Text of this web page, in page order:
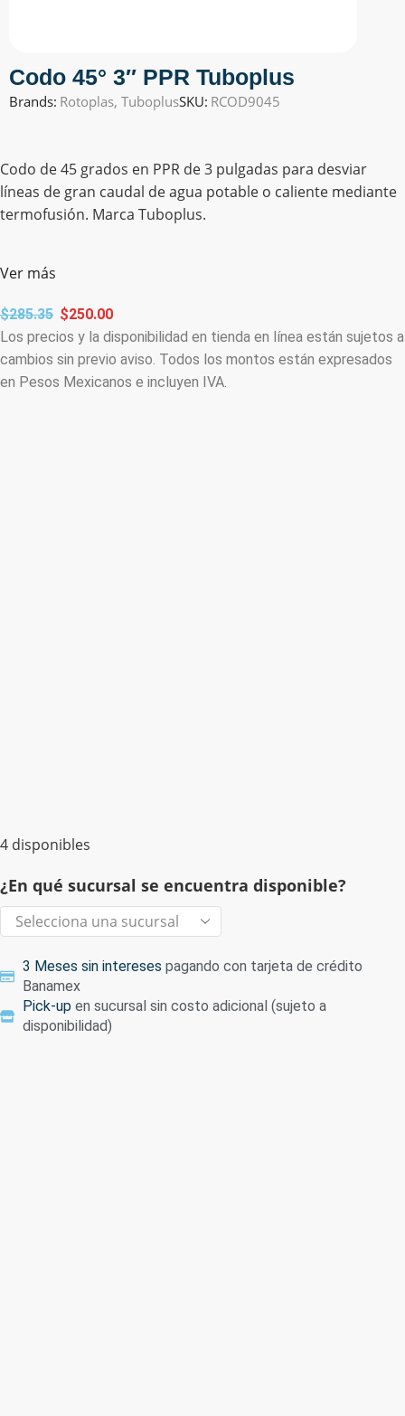
Codo 45° 3″ PPR Tuboplus
Brands: Rotoplas, TuboplusSKU: RCOD9045
Codo de 45 grados en PPR de 3 pulgadas para desviar
líneas de gran caudal de agua potable o caliente mediante
termofusión. Marca Tuboplus.
Ver más
$285.35 $250.00
Los precios y la disponibilidad en tienda en línea están sujetos a
cambios sin previo aviso. Todos los montos están expresados
en Pesos Mexicanos e incluyen IVA.
4 disponibles
¿En qué sucursal se encuentra disponible?
3 Meses sin intereses pagando con tarjeta de crédito
Banamex
Pick-up en sucursal sin costo adicional (sujeto a
disponibilidad)